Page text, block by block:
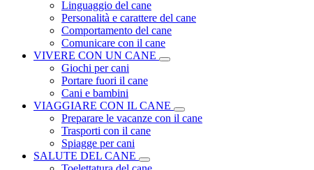
Linguaggio del cane
Personalità e carattere del cane
Comportamento del cane
Comunicare con il cane
VIVERE CON UN CANE
Giochi per cani
Portare fuori il cane
Cani e bambini
VIAGGIARE CON IL CANE
Preparare le vacanze con il cane
Trasporti con il cane
Spiagge per cani
SALUTE DEL CANE